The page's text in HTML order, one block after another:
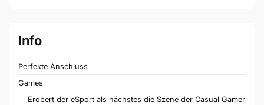
Info
Perfekte Anschluss
Games
Erobert der eSport als nächstes die Szene der Casual Gamer